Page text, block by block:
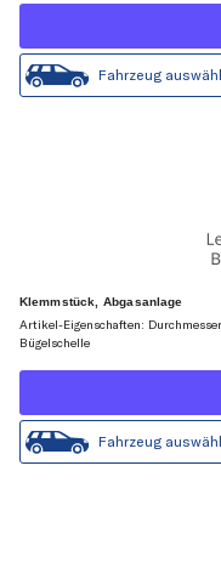
Fahrzeug
Klemmstück, Abgasanlage
Artikel-Eigenschaften:
Bügelschelle
Fahrzeug